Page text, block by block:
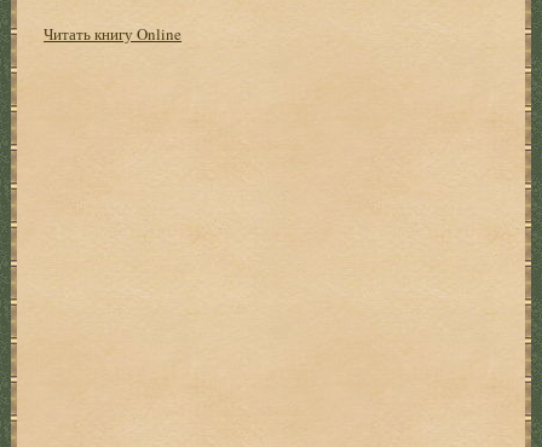
Читать книгу Online